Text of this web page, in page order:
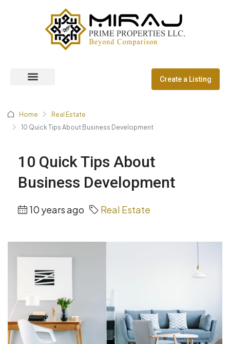
Create a Listing
Home
Real Estate
10 Quick Tips About Business Development
10 Quick Tips About
Business Development
10 years ago Real Estate